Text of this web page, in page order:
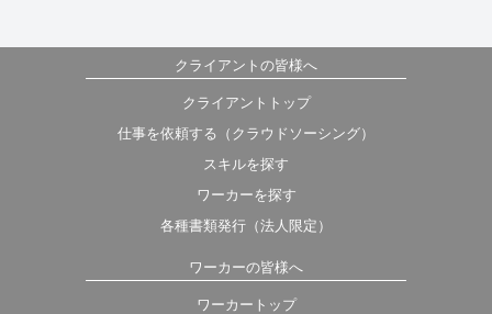
クライアントの皆様へ
クライアントトップ
仕事を依頼する（クラウドソーシング）
スキルを探す
ワーカーを探す
各種書類発行（法人限定）
ワーカーの皆様へ
ワーカートップ